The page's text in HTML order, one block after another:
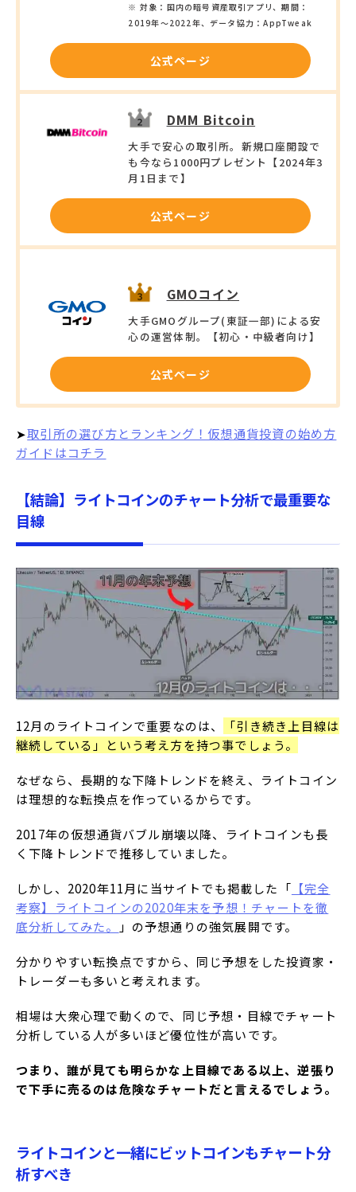
※ 対象：国内の暗号資産取引アプリ、期間：
2019年〜2022年、データ協力：AppTweak
公式ページ
DMM Bitcoin
大手で安心の取引所。新規口座開設で
も今なら1000円プレゼント【2024年3
月1日まで】
公式ページ
GMOコイン
大手GMOグループ(東証一部)による安
心の運営体制。【初心・中級者向け】
公式ページ
➤取引所の選び方とランキング！仮想通貨投資の始め方
ガイドはコチラ
【結論】ライトコインのチャート分析で最重要な
目線
12月のライトコインで重要なのは、
「引き続き上目線は
継続している」という考え方を持つ事でしょう。
なぜなら、長期的な下降トレンドを終え、ライトコイン
は理想的な転換点を作っているからです。
2017年の仮想通貨バブル崩壊以降、ライトコインも長
く下降トレンドで推移していました。
しかし、2020年11月に当サイトでも掲載した「 【完全
考察】ライトコインの2020年末を予想！チャートを徹
底分析してみた。
」の予想通りの強気展開です。
分かりやすい転換点ですから、同じ予想をした投資家・
トレーダーも多いと考えれます。
相場は大衆心理で動くので、同じ予想・目線でチャート
分析している人が多いほど優位性が高いです。
つまり、誰が見ても明らかな上目線である以上、逆張り
で下手に売るのは危険なチャートだと言えるでしょう。
ライトコインと一緒にビットコインもチャート分
析すべき